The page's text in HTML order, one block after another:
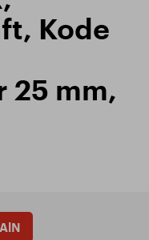
Kode
25 mm,